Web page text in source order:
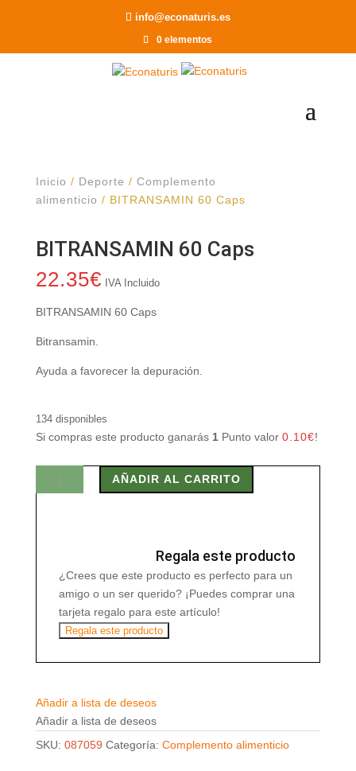
info@econaturis.es
0 elementos
Inicio / Deporte / Complemento
alimenticio / BITRANSAMIN 60 Caps
BITRANSAMIN 60 Caps
22.35€ IVA Incluido
BITRANSAMIN 60 Caps
Bitransamin.
Ayuda a favorecer la depuración.
134 disponibles
Si compras este producto ganarás 1Punto valor 0.10€!
BITRANSAMIN
60
AÑADIR AL CARRITO
Regala este producto
¿Crees que este producto es perfecto para un
amigo o un ser querido? ¡Puedes comprar una
tarjeta regalo para este artículo!
Regala este producto
Añadir a lista de deseos
Añadir a lista de deseos
SKU: 087059 Categoría: Complemento alimenticio